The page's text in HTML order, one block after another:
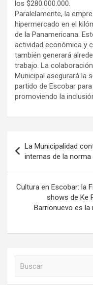
los $280.000.000.
Paralelamente, la
hipermercado en el
de la Panamericana.
actividad económica y
también generará
trabajo. La
Municipal asegurará la
partido de Escobar
promoviendo la
de
entradas
La Municipalidad
internas de la norma
Cultura en Escobar: la
shows de Ke
Barrionuevo es